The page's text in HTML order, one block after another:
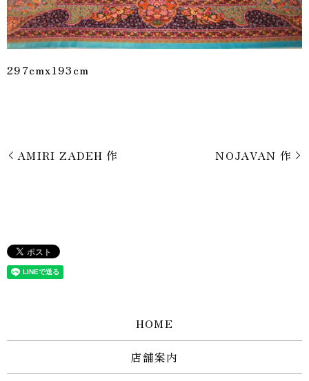
297cmx193cm
AMIRI ZADEH 作 NOJAVAN 作
HOME
店舗案内